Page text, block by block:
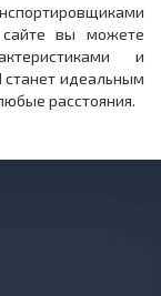
вы можете
и
станет идеальным
расстояния.